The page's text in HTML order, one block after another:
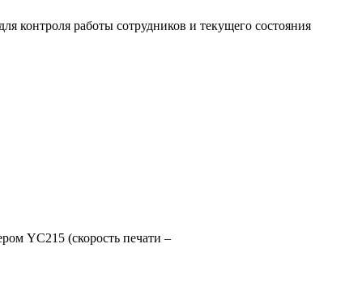
контроля работы сотрудников и текущего состояния
YC215 (скорость печати –